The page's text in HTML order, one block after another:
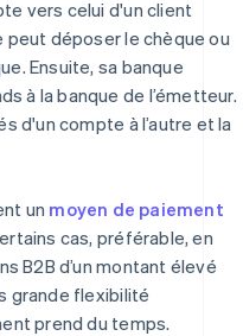
vers celui d'un client
déposer le chèque ou
Ensuite, sa banque
à la banque de l’émetteur.
d'un compte à l’autre et la
un moyen de paiement
cas, préférable, en
B2B d’un montant élevé
grande flexibilité
prend du temps.